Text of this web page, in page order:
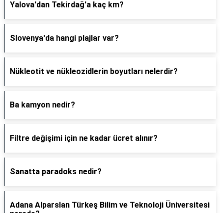
Yalova'dan Tekirdağ'a kaç km?
Slovenya'da hangi plajlar var?
Nükleotit ve nükleozidlerin boyutları nelerdir?
Ba kamyon nedir?
Filtre değişimi için ne kadar ücret alınır?
Sanatta paradoks nedir?
Adana Alparslan Türkeş Bilim ve Teknoloji Üniversitesi